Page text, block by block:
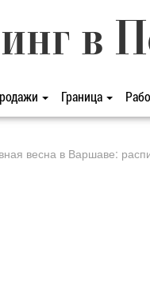
в
Граница
весна в Варшаве: